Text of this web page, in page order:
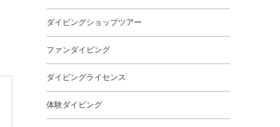
ダイビングショップツアー
ファンダイビング
ダイビングライセンス
体験ダイビング